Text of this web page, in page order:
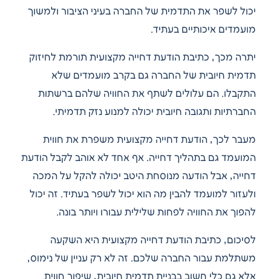
יכול לשפר את התדמית של החברה בעיני הציבור ולמשוך
מועמדים איכותיים בעתיד.
יתרה מכך, כתיבת הודעת דחייה מקצועית תורמת לחיזוק
תדמית חיובית של החברה גם בקרב מועמדים שלא
התקבלו. הם עלולים לשתף את החוויה שלהם ברשתות
החברתיות ותגובה חיובית יכולה למנוע נזק תדמיתי.
מעבר לכך, הודעת דחייה מקצועית משפרת את חווית
המועמד גם בתהליך דחייה. אף אחד לא אוהב לקבל הודעת
דחייה, אבל הודעה מנוסחת היטב יכולה להקל על המכה
ולעזור למועמד להבין מה הוא יכול לשפר בעתיד. זה יכול
להפוך את החוויה לפחות שלילית עבורו ויותר בונה.
לסיכום, כתיבת הודעת דחייה מקצועית היא השקעה
משתלמת עבור החברה שלכם. זה לא רק עניין של נימוס,
אלא גם כלי חשוב בבניית תדמית חיובית, שיפור חווית